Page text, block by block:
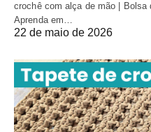
crochê com alça de mão | Bolsa
Aprenda em…
22 de maio de 2026